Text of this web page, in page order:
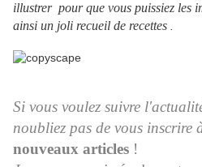
illustrer pour que vous puissiez les
ainsi un joli recueil de recettes
Si vous voulez suivre
noubliez pas de vous inscrire
nouveaux articles !